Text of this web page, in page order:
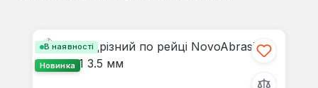
В наявності
Новинка